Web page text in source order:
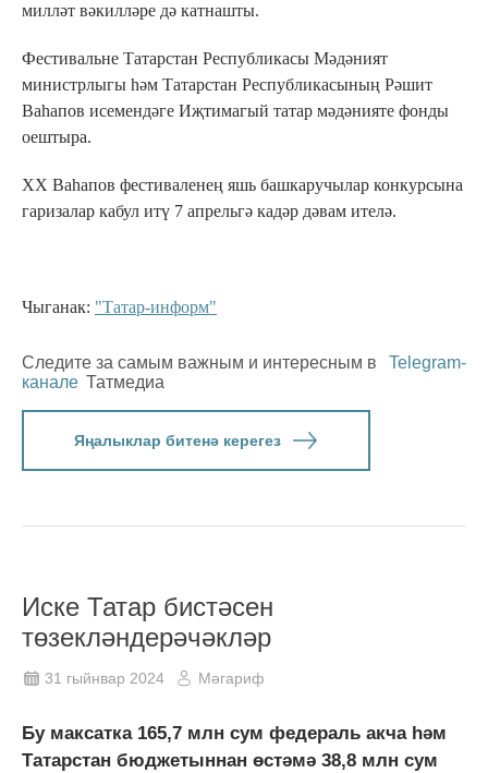
милләт вәкилләре дә катнашты.
Фестивальне Татарстан Республикасы Мәдәният
министрлыгы һәм Татарстан Республикасының Рәшит
Ваһапов исемендәге Иҗтимагый татар мәдәнияте фонды
оештыра.
ХX Ваһапов фестиваленең яшь башкаручылар конкурсына
гаризалар кабул итү 7 апрельгә кадәр дәвам ителә.
Чыганак: "Татар-информ"
Следите за самым важным и интересным в
Telegram-
канале Татмедиа
Яңалыклар битенә керегез
Иске Татар бистәсен
төзекләндерәчәкләр
31 гыйнвар 2024 Мәгариф
Бу максатка 165,7 млн сум федераль акча һәм
Татарстан бюджетыннан өстәмә 38,8 млн сум